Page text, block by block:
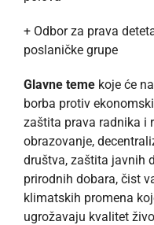
+ Odbor za prava
poslaničke grupe
Glavne teme koje će
borba protiv
zaštita prava radnika i
obrazovanje,
društva, zaštita javnih
prirodnih dobara, čist
klimatskih promena
ugrožavaju kvalitet